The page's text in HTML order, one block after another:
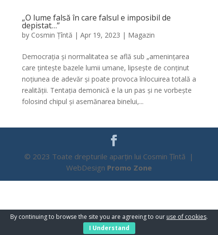
„O lume falsă în care falsul e imposibil de
depistat…”
by Cosmin Țîntă | Apr 19, 2023 | Magazin
Democrația și normalitatea se află sub „amenințarea
care țintește bazele lumii umane, lipsește de conținut
noțiunea de adevăr și poate provoca înlocuirea totală a
realității. Tentația demonică e la un pas și ne vorbește
folosind chipul și asemănarea binelui,...
© 2023 Toate drepturile aparțin lui Cosmin Țîntă |
WebDesign Promo Zone
By continuing to browse the site you are agreeing to our use of cookies.
I Understand